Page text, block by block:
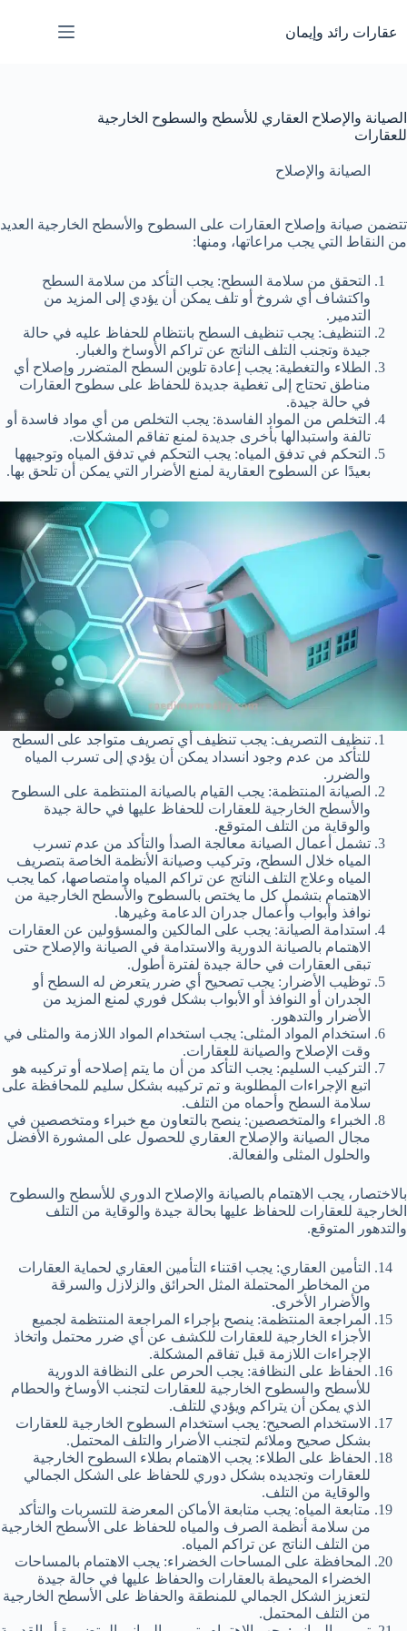
المحتوى
عقارات رائد وإيمان
الصيانة والإصلاح العقاري للأسطح والسطوح الخارجية
للعقارات
الصيانة والإصلاح
تتضمن صيانة وإصلاح العقارات على السطوح والأسطح الخارجية العديد
من النقاط التي يجب مراعاتها، ومنها:
التحقق من سلامة السطح: يجب التأكد من سلامة السطح
واكتشاف أي شروخ أو تلف يمكن أن يؤدي إلى المزيد من
التدمير.
التنظيف: يجب تنظيف السطح بانتظام للحفاظ عليه في حالة
جيدة وتجنب التلف الناتج عن تراكم الأوساخ والغبار.
الطلاء والتغطية: يجب إعادة تلوين السطح المتضرر وإصلاح أي
مناطق تحتاج إلى تغطية جديدة للحفاظ على سطوح العقارات
في حالة جيدة.
التخلص من المواد الفاسدة: يجب التخلص من أي مواد فاسدة أو
تالفة واستبدالها بأخرى جديدة لمنع تفاقم المشكلات.
التحكم في تدفق المياه: يجب التحكم في تدفق المياه وتوجيهها
بعيدًا عن السطوح العقارية لمنع الأضرار التي يمكن أن تلحق بها.
تنظيف التصريف: يجب تنظيف أي تصريف متواجد على السطح
للتأكد من عدم وجود انسداد يمكن أن يؤدي إلى تسرب المياه
والضرر.
الصيانة المنتظمة: يجب القيام بالصيانة المنتظمة على السطوح
والأسطح الخارجية للعقارات للحفاظ عليها في حالة جيدة
والوقاية من التلف المتوقع.
تشمل أعمال الصيانة معالجة الصدأ والتأكد من عدم تسرب
المياه خلال السطح، وتركيب وصيانة الأنظمة الخاصة بتصريف
المياه وعلاج التلف الناتج عن تراكم المياه وامتصاصها، كما يجب
الاهتمام بتشمل كل ما يختص بالسطوح والأسطح الخارجية من
نوافذ وأبواب وأعمال جدران الدعامة وغيرها.
استدامة الصيانة: يجب على المالكين والمسؤولين عن العقارات
الاهتمام بالصيانة الدورية والاستدامة في الصيانة والإصلاح حتى
تبقى العقارات في حالة جيدة لفترة أطول.
توظيب الأضرار: يجب تصحيح أي ضرر يتعرض له السطح أو
الجدران أو النوافذ أو الأبواب بشكل فوري لمنع المزيد من
الأضرار والتدهور.
استخدام المواد المثلى: يجب استخدام المواد اللازمة والمثلى في
وقت الإصلاح والصيانة للعقارات.
التركيب السليم: يجب التأكد من أن ما يتم إصلاحه أو تركيبه هو
اتبع الإجراءات المطلوبة و تم تركيبه بشكل سليم للمحافظة على
سلامة السطح وأحماه من التلف.
الخبراء والمتخصصين: ينصح بالتعاون مع خبراء ومتخصصين في
مجال الصيانة والإصلاح العقاري للحصول على المشورة الأفضل
والحلول المثلى والفعالة.
بالاختصار، يجب الاهتمام بالصيانة والإصلاح الدوري للأسطح والسطوح
الخارجية للعقارات للحفاظ عليها بحالة جيدة والوقاية من التلف
والتدهور المتوقع.
التأمين العقاري: يجب اقتناء التأمين العقاري لحماية العقارات
من المخاطر المحتملة المثل الحرائق والزلازل والسرقة
والأضرار الأخرى.
المراجعة المنتظمة: ينصح بإجراء المراجعة المنتظمة لجميع
الأجزاء الخارجية للعقارات للكشف عن أي ضرر محتمل واتخاذ
الإجراءات اللازمة قبل تفاقم المشكلة.
الحفاظ على النظافة: يجب الحرص على النظافة الدورية
للأسطح والسطوح الخارجية للعقارات لتجنب الأوساخ والحطام
الذي يمكن أن يتراكم ويؤدي للتلف.
الاستخدام الصحيح: يجب استخدام السطوح الخارجية للعقارات
بشكل صحيح وملائم لتجنب الأضرار والتلف المحتمل.
الحفاظ على الطلاء: يجب الاهتمام بطلاء السطوح الخارجية
للعقارات وتجديده بشكل دوري للحفاظ على الشكل الجمالي
والوقاية من التلف.
متابعة المياه: يجب متابعة الأماكن المعرضة للتسربات والتأكد
من سلامة أنظمة الصرف والمياه للحفاظ على الأسطح الخارجية
من التلف الناتج عن تراكم المياه.
المحافظة على المساحات الخضراء: يجب الاهتمام بالمساحات
الخضراء المحيطة بالعقارات والحفاظ عليها في حالة جيدة
لتعزيز الشكل الجمالي للمنطقة والحفاظ على الأسطح الخارجية
من التلف المحتمل.